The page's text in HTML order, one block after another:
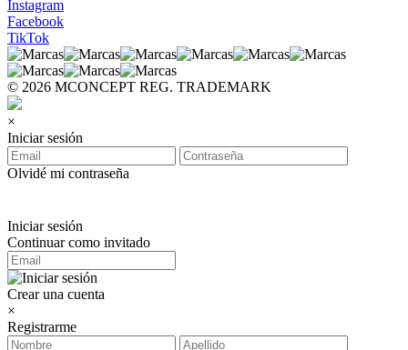
Instagram
Facebook
TikTok
© 2026 MCONCEPT REG. TRADEMARK
×
Iniciar sesión
Olvidé mi contraseña
Iniciar sesión
Continuar como invitado
Crear una cuenta
×
Registrarme